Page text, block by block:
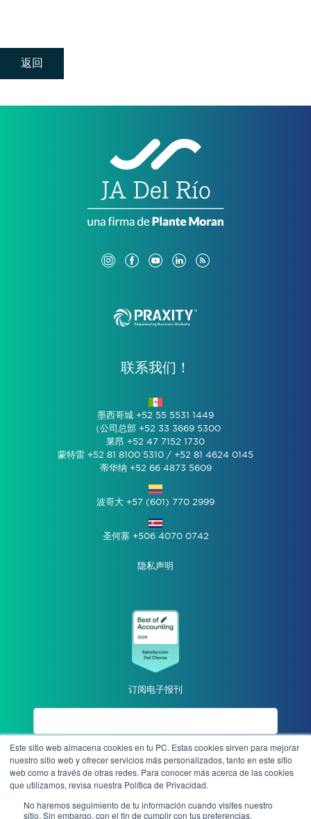
Este sitio web almacena cookies en tu PC. Estas cookies sirven para mejorar
nuestro sitio web y ofrecer servicios más personalizados, tanto en este sitio
web como a través de otras redes. Para conocer más acerca de las cookies
que utilizamos, revisa nuestra Política de Privacidad.
No haremos seguimiento de tu información cuando visites nuestro
sitio. Sin embargo, con el fin de cumplir con tus preferencias,
返回
联系我们！
墨西哥城 +52 55 5531 1449
（公司总部 +52 33 3669 5300
莱昂 +52 47 7152 1730
蒙特雷 +52 81 8100 5310 / +52 81 4624 0145
蒂华纳 +52 66 4873 5609
波哥大 +57 (601) 770 2999
圣何塞 +506 4070 0742
隐私声明
订阅电子报刊
发送